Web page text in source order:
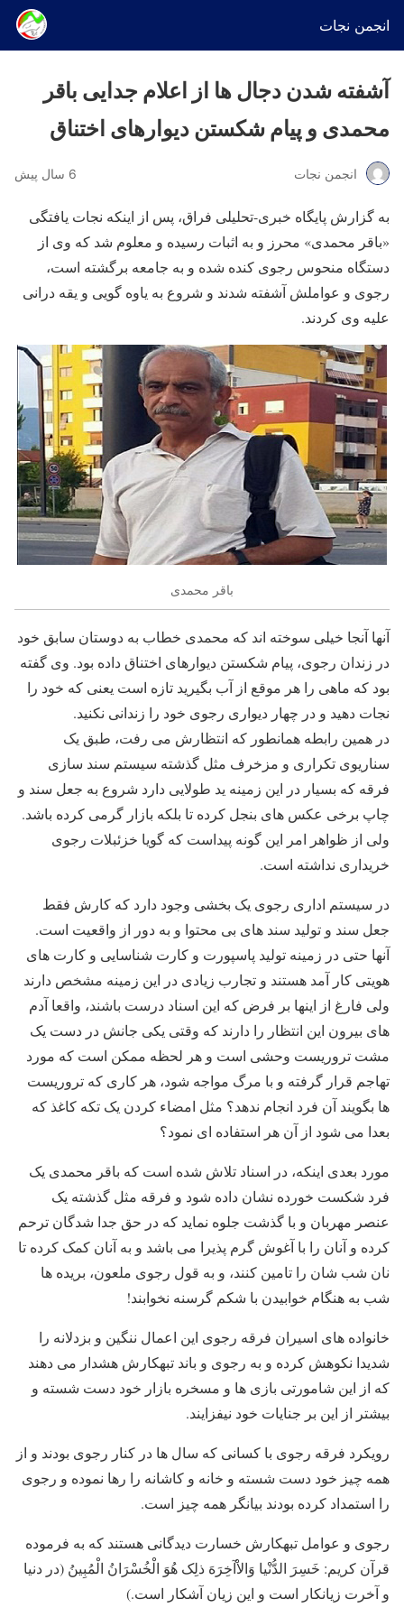
انجمن نجات
آشفته شدن دجال ها از اعلام جدایی باقر
محمدی و پیام شکستن دیوارهای اختناق
انجمن نجات 6 سال پیش
به گزارش پایگاه خبری-تحلیلی فراق، پس از اینکه نجات یافتگی
«باقر محمدی» محرز و به اثبات رسیده و معلوم شد که وی از
دستگاه منحوس رجوی کنده شده و به جامعه برگشته است،
رجوی و عواملش آشفته شدند و شروع به یاوه گویی و یقه درانی
علیه وی کردند.
باقر محمدی
آنها آنجا خیلی سوخته اند که محمدی خطاب به دوستان سابق خود
در زندان رجوی، پیام شکستن دیوارهای اختناق داده بود. وی گفته
بود که ماهی را هر موقع از آب بگیرید تازه است یعنی که خود را
نجات دهید و در چهار دیواری رجوی خود را زندانی نکنید.
در همین رابطه همانطور که انتظارش می رفت، طبق یک
سناریوی تکراری و مزخرف مثل گذشته سیستم سند سازی
فرقه که بسیار در این زمینه ید طولایی دارد شروع به جعل سند و
چاپ برخی عکس های بنجل کرده تا بلکه بازار گرمی کرده باشد.
ولی از ظواهر امر این گونه پیداست که گویا خزئبلات رجوی
خریداری نداشته است.
در سیستم اداری رجوی یک بخشی وجود دارد که کارش فقط
جعل سند و تولید سند های بی محتوا و به دور از واقعیت است.
آنها حتی در زمینه تولید پاسپورت و کارت شناسایی و کارت های
هویتی کار آمد هستند و تجارب زیادی در این زمینه مشخص دارند
ولی فارغ از اینها بر فرض که این اسناد درست باشند، واقعا آدم
های بیرون این انتظار را دارند که وقتی یکی جانش در دست یک
مشت تروریست وحشی است و هر لحظه ممکن است که مورد
تهاجم قرار گرفته و با مرگ مواجه شود، هر کاری که تروریست
ها بگویند آن فرد انجام ندهد؟ مثل امضاء کردن یک تکه کاغذ که
بعدا می شود از آن هر استفاده ای نمود؟
مورد بعدی اینکه، در اسناد تلاش شده است که باقر محمدی یک
فرد شکست خورده نشان داده شود و فرقه مثل گذشته یک
عنصر مهربان و با گذشت جلوه نماید که در حق جدا شدگان ترحم
کرده و آنان را با آغوش گرم پذیرا می باشد و به آنان کمک کرده تا
نان شب شان را تامین کنند، و به قول رجوی ملعون، بریده ها
شب به هنگام خوابیدن با شکم گرسنه نخوابند!
خانواده های اسیران فرقه رجوی این اعمال ننگین و بزدلانه را
شدیدا نکوهش کرده و به رجوی و باند تبهکارش هشدار می دهند
که از این شامورتی بازی ها و مسخره بازار خود دست شسته و
بیشتر از این بر جنایات خود نیفزایند.
رویکرد فرقه رجوی با کسانی که سال ها در کنار رجوی بودند و از
همه چیز خود دست شسته و خانه و کاشانه را رها نموده و رجوی
را استمداد کرده بودند بیانگر همه چیز است.
رجوی و عوامل تبهکارش خسارت دیدگانی هستند که به فرموده
قرآن کریم: خَسِرَ الدُّنْیا وَالاْآخِرَهَ ذلِک هُوَ الْخُسْرَانُ الْمُبِینُ (در دنیا
و آخرت زیانکار است و این زیان آشکار است.)